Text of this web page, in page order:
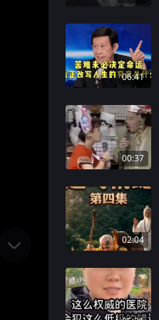
06:41
00:37
02:04